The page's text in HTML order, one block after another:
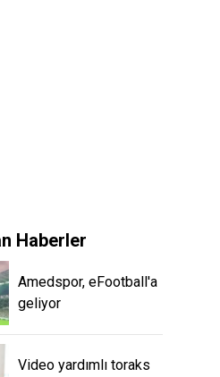
Haberler
Amedspor, eFootball'a
geliyor
Video yardımlı toraks